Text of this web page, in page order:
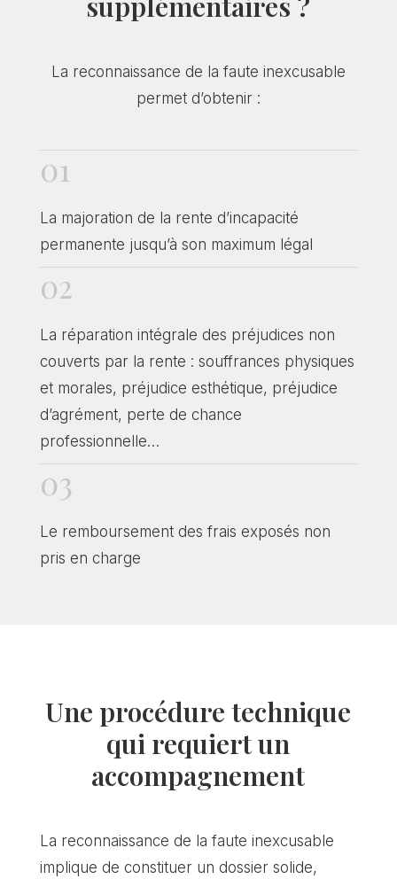
La reconnaissance de la faute inexcusable
permet d’obtenir :
01
La majoration de la rente d’incapacité
permanente jusqu’à son maximum légal
02
La réparation intégrale des préjudices non
couverts par la rente : souffrances physiques
et morales, préjudice esthétique, préjudice
d’agrément, perte de chance
professionnelle…
03
Le remboursement des frais exposés non
pris en charge
Une procédure technique
qui requiert un
accompagnement
La reconnaissance de la faute inexcusable
implique de constituer un dossier solide,